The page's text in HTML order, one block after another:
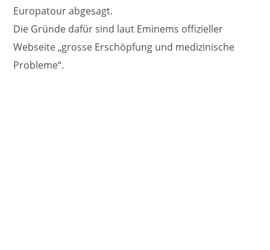
Europatour abgesagt.
Die Gründe dafür sind laut Eminems offizieller
Webseite „grosse Erschöpfung und medizinische
Probleme“.